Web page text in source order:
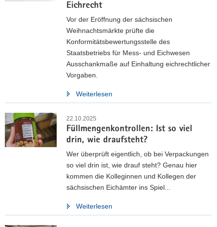
Neue Mess- und Eichgebühren ab
01.01.2026
Nach der Veröffentlichung im Bundesgesetzblatt (BGBl. I
2025 vom 12.12.2025) tritt die Zweite Verordnung zur
Änderung der Mess- und Eichgebührenverordnung am
01.01.2026 in Kraft.
Weitere Informationen
Eichrecht
Vor der Eröffnung der sächsischen
Weihnachtsmärkte prüfte die
Konformitätsbewertungsstelle des
Staatsbetriebs für Mess- und Eichwesen
Ausschankmaße auf Einhaltung eichrechtlicher
Vorgaben.
Weiterlesen
22.10.2025
Füllmengenkontrollen: Ist so viel
drin, wie draufsteht?
Wer überprüft eigentlich, ob bei Verpackungen
so viel drin ist, wie drauf steht? Genau hier
kommen die Kolleginnen und Kollegen der
sächsischen Eichämter ins Spiel...
Weiterlesen